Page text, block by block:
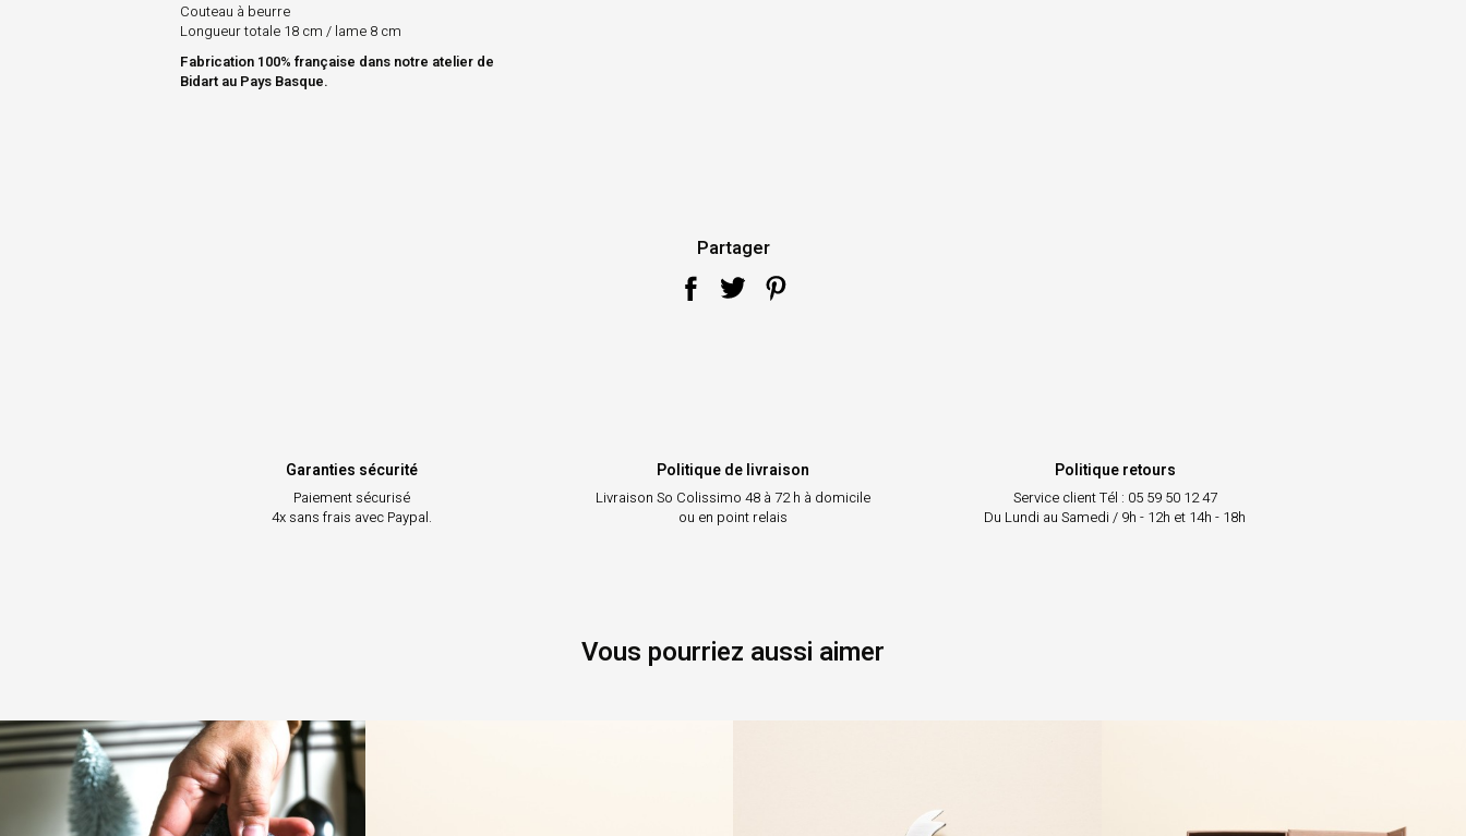
Couteau à beurre
Longueur totale 18 cm / lame 8 cm
Fabrication 100% française dans notre atelier de
Bidart au Pays Basque.
Partager
Garanties sécurité
Paiement sécurisé
4x sans frais avec Paypal.
Politique de livraison
Livraison So Colissimo 48 à 72 h à domicile
ou en point relais
Politique retours
Service clientTél : 05 59 50 12 47
Du Lundi au Samedi / 9h - 12h et 14h - 18h
Vous pourriez aussi aimer